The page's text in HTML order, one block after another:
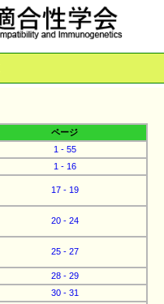
ページ
1 - 55
1 - 16
17 - 19
20 - 24
25 - 27
28 - 29
30 - 31